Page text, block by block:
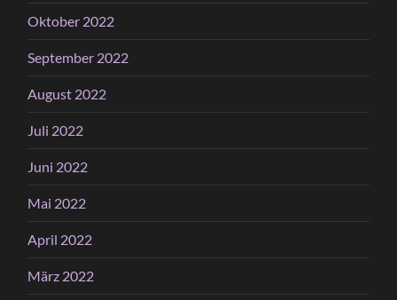
Oktober 2022
September 2022
August 2022
Juli 2022
Juni 2022
Mai 2022
April 2022
März 2022